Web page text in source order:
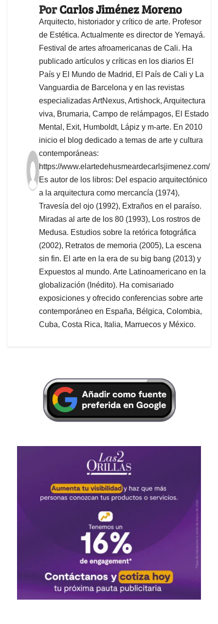
PorCarlos Jiménez Moreno
Arquitecto, historiador y crítico de arte. Profesor
de Estética. Actualmente es director de Yemayá.
Festival de artes afroamericanas de Cali. Ha
publicado artículos y críticas en los diarios El
País y El Mundo de Madrid, El País de Cali y La
Vanguardia de Barcelona y en las revistas
especializadas ArtNexus, Artishock, Arquitectura
viva, Brumaria, Campo de relámpagos, El Estado
Mental, Exit, Humboldt, Lápiz y m-arte. En 2010
inicio el blog dedicado a temas de arte y cultura
contemporáneas:
https://www.elartedehusmeardecarlsjimenez.com/
Es autor de los libros: Del espacio arquitectónico
a la arquitectura como mercancía (1974),
Travesía del ojo (1992), Extraños en el paraíso.
Miradas al arte de los 80 (1993), Los rostros de
Medusa. Estudios sobre la retórica fotográfica
(2002), Retratos de memoria (2005), La escena
sin fin. El arte en la era de su big bang (2013) y
Expuestos al mundo. Arte Latinoamericano en la
globalización (Inédito). Ha comisariado
exposiciones y ofrecido conferencias sobre arte
contemporáneo en España, Bélgica, Colombia,
Cuba, Costa Rica, Italia, Marruecos y México.